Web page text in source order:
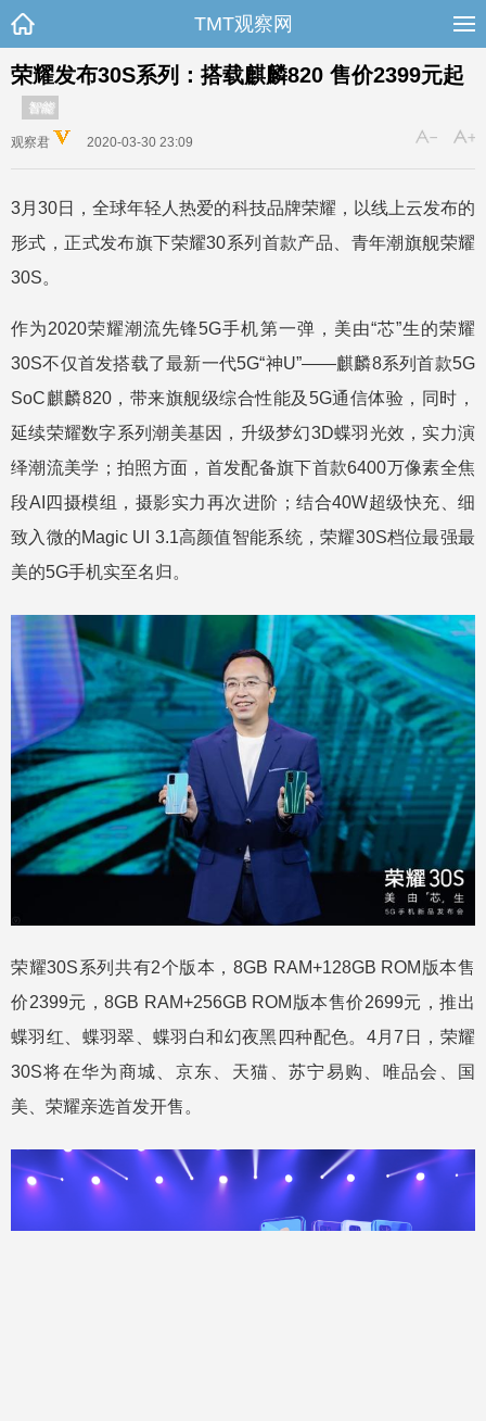
TMT观察网
荣耀发布30S系列：搭载麒麟820 售价2399元起
智能
观察君 2020-03-30 23:09
3月30日，全球年轻人热爱的科技品牌荣耀，以线上云发布的
形式，正式发布旗下荣耀30系列首款产品、青年潮旗舰荣耀
30S。
作为2020荣耀潮流先锋5G手机第一弹，美由“芯”生的荣耀
30S不仅首发搭载了最新一代5G“神U”——麒麟8系列首款5G
SoC麒麟820，带来旗舰级综合性能及5G通信体验，同时，
延续荣耀数字系列潮美基因，升级梦幻3D蝶羽光效，实力演
绎潮流美学；拍照方面，首发配备旗下首款6400万像素全焦
段AI四摄模组，摄影实力再次进阶；结合40W超级快充、细
致入微的Magic UI 3.1高颜值智能系统，荣耀30S档位最强最
美的5G手机实至名归。
荣耀30S系列共有2个版本，8GB RAM+128GB ROM版本售
价2399元，8GB RAM+256GB ROM版本售价2699元，推出
蝶羽红、蝶羽翠、蝶羽白和幻夜黑四种配色。4月7日，荣耀
30S将在华为商城、京东、天猫、苏宁易购、唯品会、国
美、荣耀亲选首发开售。